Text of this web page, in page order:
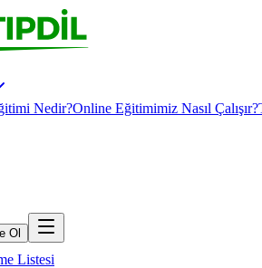
Nedir?Online Eğitimimiz Nasıl Çalışır?
Ol
Listesi